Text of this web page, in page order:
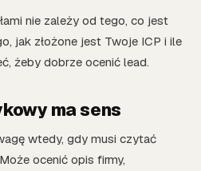
nie zależy od tego, co jest
jak złożone jest Twoje ICP i ile
żeby dobrze ocenić lead.
ma sens
wtedy, gdy musi czytać
ocenić opis firmy,